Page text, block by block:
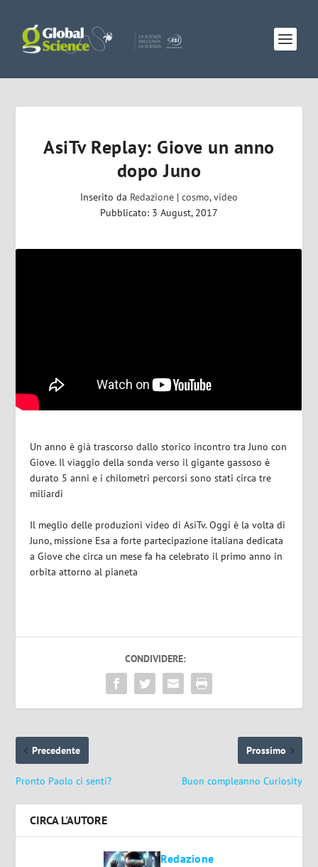
AsiTv Replay: Giove un anno
dopo Juno
Inserito da Redazione | cosmo,video
Pubblicato: 3 August, 2017
Un anno è già trascorso dallo storico incontro tra Juno con
Giove. Il viaggio della sonda verso il gigante gassoso è
durato 5 anni e i chilometri percorsi sono stati circa tre
miliardi
Il meglio delle produzioni video di AsiTv. Oggi è la volta di
Juno, missione Esa a forte partecipazione italiana dedicata
a Giove che circa un mese fa ha celebrato il primo anno in
orbita attorno al pianeta
CONDIVIDERE:
Precedente
Pronto Paolo ci senti?
Prossimo
Buon compleanno Curiosity
CIRCA L'AUTORE
Redazione